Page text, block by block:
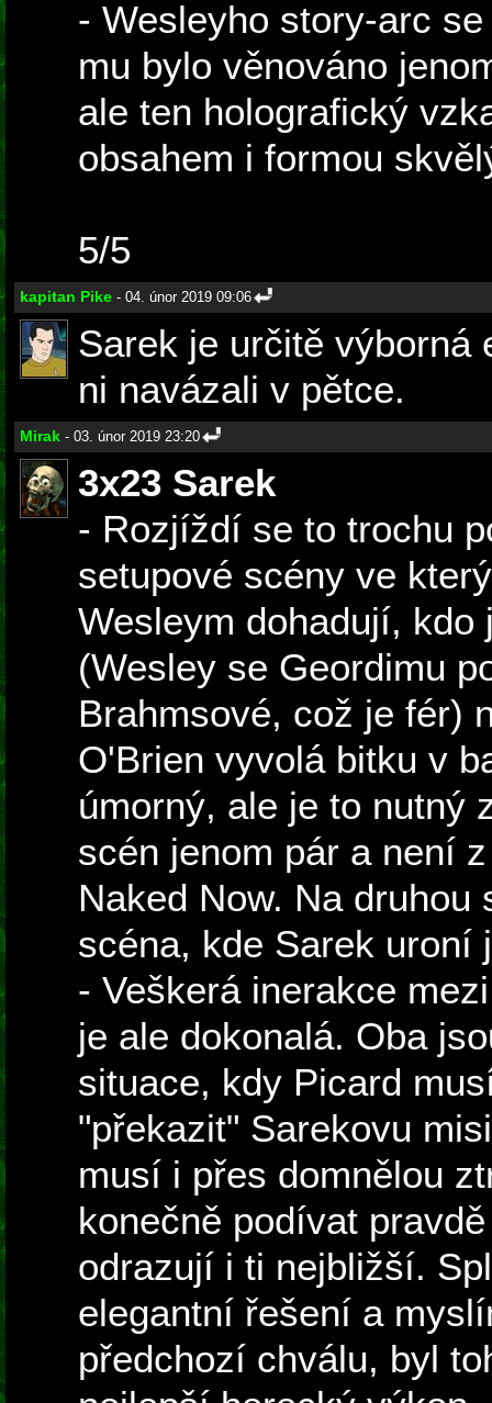
- Wesleyho story-arc
mu bylo věnováno
ale ten holografický
obsahem i formou
5/5
kapitan Pike - 04. únor 2019 09:06
Sarek je určitě výborná
ni navázali v pětce.
Mirak - 03. únor 2019 23:20
3x23 Sarek
- Rozjíždí se to trochu
setupové scény ve
Wesleym dohadují, kdo
(Wesley se Geordimu
Brahmsové, což je fér)
O'Brien vyvolá bitku v
úmorný, ale je to nutný
scén jenom pár a není
Naked Now. Na druhou
scéna, kde Sarek uroní
- Veškerá inerakce
je ale dokonalá. Oba
situace, kdy Picard
"překazit" Sarekovu
musí i přes domnělou
konečně podívat
odrazují i ti nejbližší.
elegantní řešení a
předchozí chválu, byl